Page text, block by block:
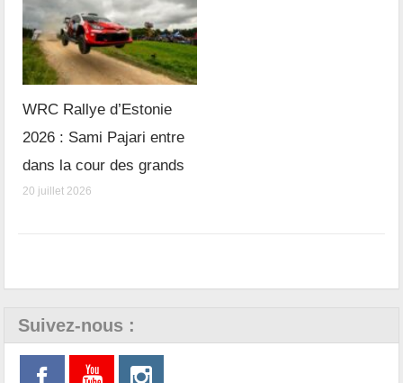
WRC Rallye d’Estonie
2026 : Sami Pajari entre
dans la cour des grands
20 juillet 2026
Suivez-nous :